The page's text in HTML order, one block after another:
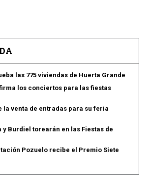
las 775 viviendas de Huerta Grande
los conciertos para las fiestas
la venta de entradas para su feria
y Burdiel torearán en las Fiestas de
Pozuelo recibe el Premio Siete